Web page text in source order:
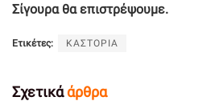
Σίγουρα θα επιστρέψουμε.
Ετικέτες: ΚΑΣΤΟΡΙΑ
Σχετικάάρθρα